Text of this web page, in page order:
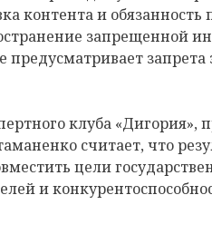
контента и
запрещенной
предусматривает
клуба «Дигория»,
считает, что
цели
и